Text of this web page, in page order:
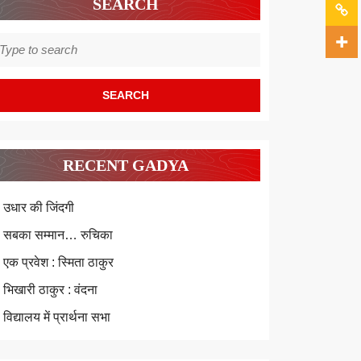
SEARCH
RECENT GADYA
उधार की जिंदगी
सबका सम्मान… रुचिका
एक प्रवेश : स्मिता ठाकुर
भिखारी ठाकुर : वंदना
विद्यालय में प्रार्थना सभा